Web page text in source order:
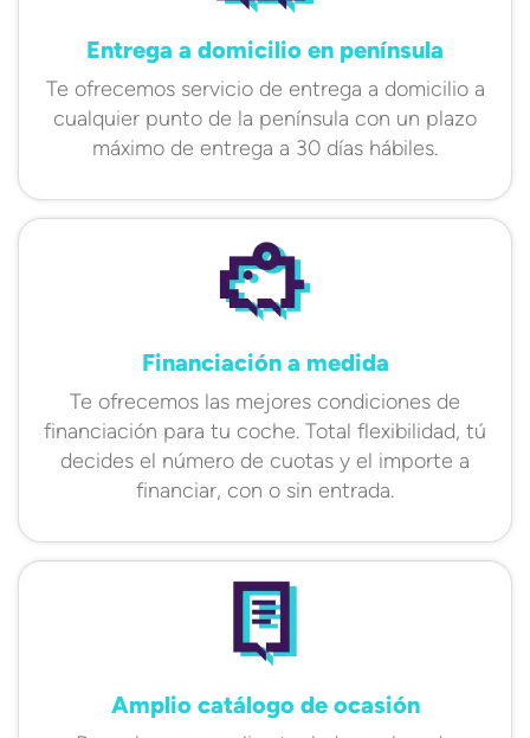
Entrega a domicilio en península
Te ofrecemos servicio de entrega a domicilio a
cualquier punto de la península con un plazo
máximo de entrega a 30 días hábiles.
Financiación a medida
Te ofrecemos las mejores condiciones de
financiación para tu coche. Total flexibilidad, tú
decides el número de cuotas y el importe a
financiar, con o sin entrada.
Amplio catálogo de ocasión